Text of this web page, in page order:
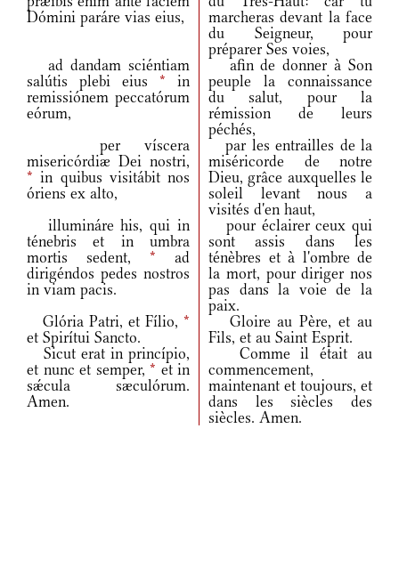
Dómini paráre vias eius,
marcheras devant la face
du Seigneur, pour
préparer Ses voies,
ad dandam sciéntiam
salútis plebi eius * in
remissiónem peccatórum
eórum,
afin de donner à Son
peuple la connaissance
du salut, pour la
rémission de leurs
péchés,
per víscera
misericórdiæ Dei nostri,
* in quibus visitábit nos
óriens ex alto,
par les entrailles de la
miséricorde de notre
Dieu, grâce auxquelles le
soleil levant nous a
visités d'en haut,
illumináre his, qui in
ténebris et in umbra
mortis sedent, * ad
dirigéndos pedes nostros
in viam pacis.
pour éclairer ceux qui
sont assis dans les
ténèbres et à l'ombre de
la mort, pour diriger nos
pas dans la voie de la
paix.
Glória Patri, et Fílio, *
et Spirítui Sancto.
Gloire au Père, et au
Fils, et au Saint Esprit.
Sicut erat in princípio,
et nunc et semper, * et in
sǽcula sæculórum.
Amen.
Comme il était au
commencement,
maintenant et toujours, et
dans les siècles des
siècles. Amen.